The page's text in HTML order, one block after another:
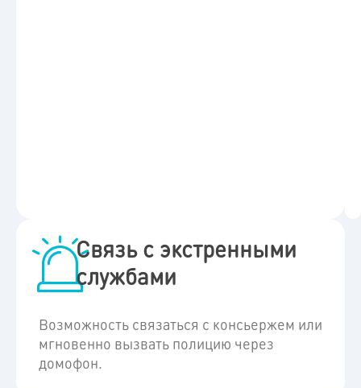
Связь с экстренными
службами
Возможность связаться с консьержем или
мгновенно вызвать полицию через
домофон.